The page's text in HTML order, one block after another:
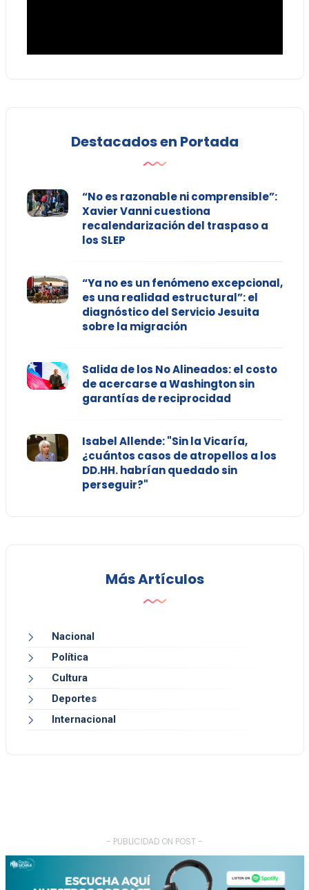
Destacados en Portada
“No es razonable ni comprensible”:
Xavier Vanni cuestiona
recalendarización del traspaso a
los SLEP
“Ya no es un fenómeno excepcional,
es una realidad estructural”: el
diagnóstico del Servicio Jesuita
sobre la migración
Salida de los No Alineados: el costo
de acercarse a Washington sin
garantías de reciprocidad
Isabel Allende: "Sin la Vicaría,
¿cuántos casos de atropellos a los
DD.HH. habrían quedado sin
perseguir?"
Más Artículos
Nacional
Política
Cultura
Deportes
Internacional
- PUBLICIDAD ON POST -